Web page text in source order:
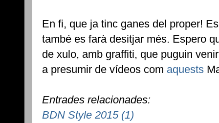
En fi, que ja tinc ganes del proper!
també es farà desitjar més. Espero
de xulo, amb graffiti, que puguin
a presumir de vídeos com aquests
Entrades relacionades:
BDN Style 2015 (1)